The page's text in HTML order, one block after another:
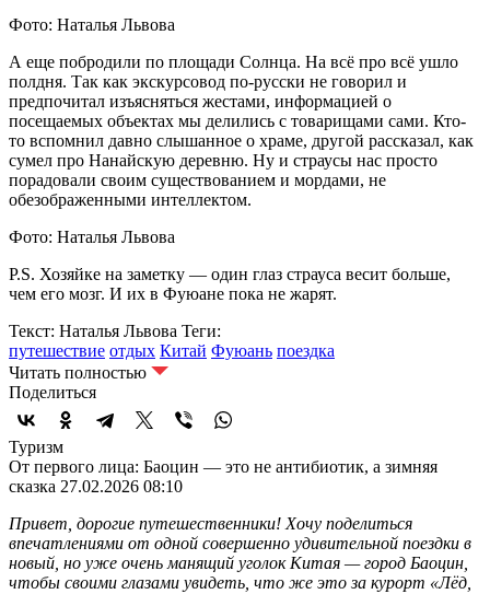
Фото: Наталья Львова
А еще побродили по площади Солнца. На всё про всё ушло
полдня. Так как экскурсовод по-русски не говорил и
предпочитал изъясняться жестами, информацией о
посещаемых объектах мы делились с товарищами сами. Кто-
то вспомнил давно слышанное о храме, другой рассказал, как
сумел про Нанайскую деревню. Ну и страусы нас просто
порадовали своим существованием и мордами, не
обезображенными интеллектом.
Фото: Наталья Львова
P.S. Хозяйке на заметку — один глаз страуса весит больше,
чем его мозг. И их в Фуюане пока не жарят.
Текст: Наталья Львова Теги:
путешествие отдых Китай Фуюань поездка
Читать полностью
Поделиться
Туризм
От первого лица: Баоцин — это не антибиотик, а зимняя
сказка 27.02.2026 08:10
Привет, дорогие путешественники! Хочу поделиться
впечатлениями от одной совершенно удивительной поездки в
новый, но уже очень манящий уголок Китая — город Баоцин,
чтобы своими глазами увидеть, что же это за курорт «Лёд,